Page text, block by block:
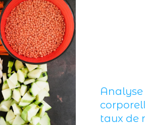
taux de